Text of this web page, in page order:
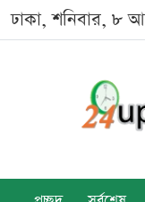
ঢাকা, শনিবার, ৮